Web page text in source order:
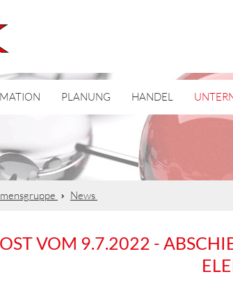
PLANUNG HANDEL
News
VOM 9.7.2022 -